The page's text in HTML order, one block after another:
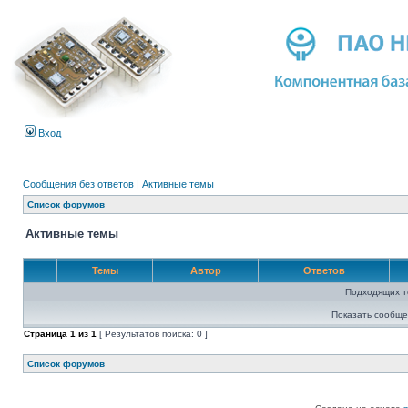
Вход
Сообщения без ответов | Активные темы
Список форумов
Активные темы
Темы Автор Ответов
Подходящих
Показать
Страница 1 из 1 [ Результатов поиска: 0 ]
Список форумов